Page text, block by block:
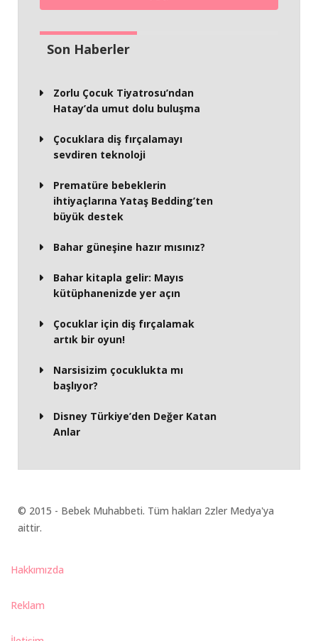
Son Haberler
Zorlu Çocuk Tiyatrosu’ndan
Hatay’da umut dolu buluşma
Çocuklara diş fırçalamayı
sevdiren teknoloji
Prematüre bebeklerin
ihtiyaçlarına Yataş Bedding’ten
büyük destek
Bahar güneşine hazır mısınız?
Bahar kitapla gelir: Mayıs
kütüphanenizde yer açın
Çocuklar için diş fırçalamak
artık bir oyun!
Narsisizim çocuklukta mı
başlıyor?
Disney Türkiye’den Değer Katan
Anlar
© 2015 - Bebek Muhabbeti. Tüm hakları 2zler Medya'ya
aittir.
Hakkımızda
Reklam